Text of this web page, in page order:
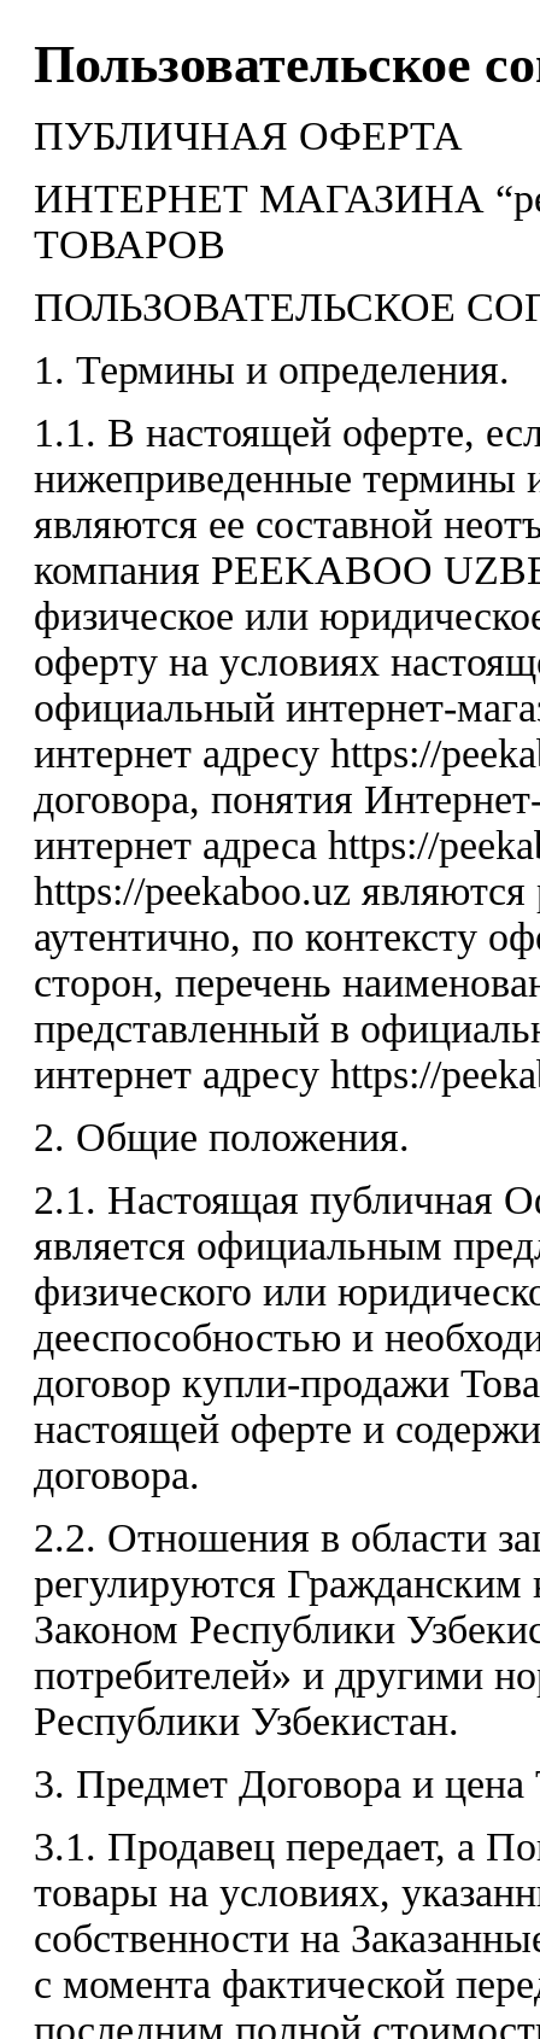
Пользовательское
ПУБЛИЧНАЯ ОФЕРТА
ИНТЕРНЕТ МАГАЗИНА
ТОВАРОВ
ПОЛЬЗОВАТЕЛЬСКОЕ
1. Термины и определения.
1.1. В настоящей оферте,
нижеприведенные термины
являются ее составной
компания PEEKABOO
физическое или
оферту на условиях
официальный интернет-
интернет адресу https://
договора, понятия
интернет адреса https://
https://peekaboo.uz
аутентично, по контексту
сторон, перечень
представленный в
интернет адресу https://
2. Общие положения.
2.1. Настоящая публичная
является официальным
физического или
дееспособностью и
договор купли-продажи
настоящей оферте и
договора.
2.2. Отношения в области
регулируются Гражданским
Законом Республики
потребителей» и другими
Республики Узбекистан.
3. Предмет Договора и цена
3.1. Продавец передает, а
товары на условиях,
собственности на
с момента фактической
последним полной